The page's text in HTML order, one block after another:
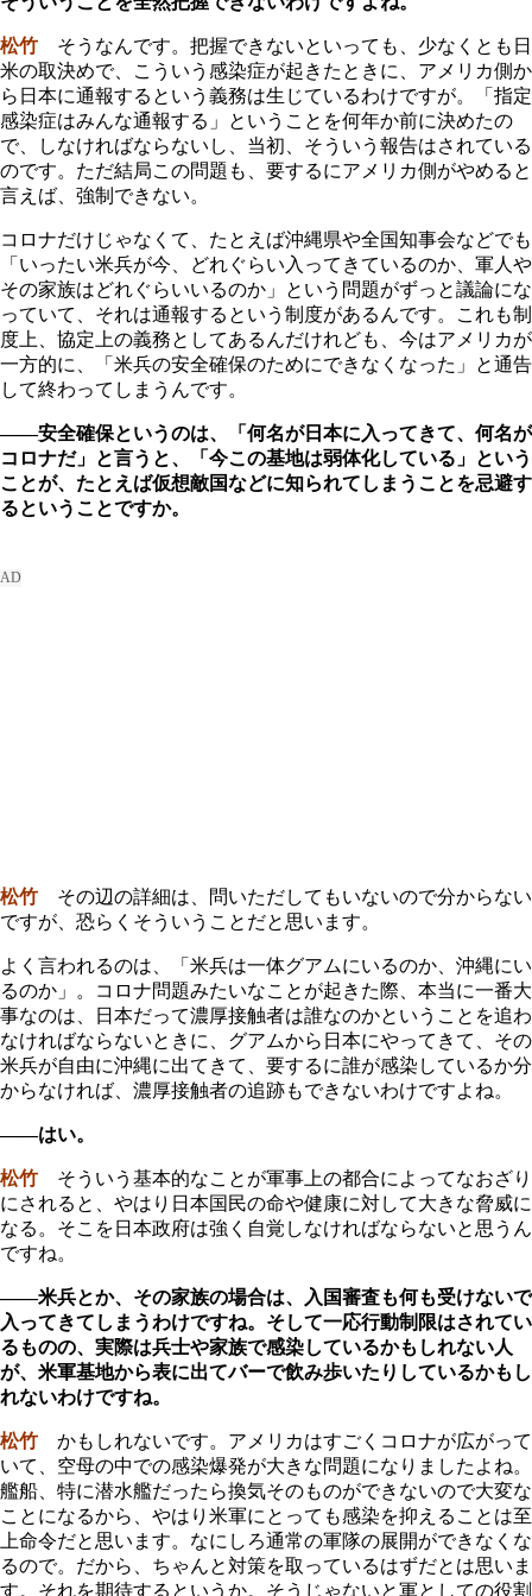
松竹 そうなんです。把握できないといっても、少なくとも日
米の取決めで、こういう感染症が起きたときに、アメリカ側か
ら日本に通報するという義務は生じているわけですが。「指定
感染症はみんな通報する」ということを何年か前に決めたの
で、しなければならないし、当初、そういう報告はされている
のです。ただ結局この問題も、要するにアメリカ側がやめると
言えば、強制できない。
コロナだけじゃなくて、たとえば沖縄県や全国知事会などでも
「いったい米兵が今、どれぐらい入ってきているのか、軍人や
その家族はどれぐらいいるのか」という問題がずっと議論にな
っていて、それは通報するという制度があるんです。これも制
度上、協定上の義務としてあるんだけれども、今はアメリカが
一方的に、「米兵の安全確保のためにできなくなった」と通告
して終わってしまうんです。
――安全確保というのは、「何名が日本に入ってきて、何名が
コロナだ」と言うと、「今この基地は弱体化している」という
ことが、たとえば仮想敵国などに知られてしまうことを忌避す
るということですか。
松竹 その辺の詳細は、問いただしてもいないので分からない
ですが、恐らくそういうことだと思います。
よく言われるのは、「米兵は一体グアムにいるのか、沖縄にい
るのか」。コロナ問題みたいなことが起きた際、本当に一番大
事なのは、日本だって濃厚接触者は誰なのかということを追わ
なければならないときに、グアムから日本にやってきて、その
米兵が自由に沖縄に出てきて、要するに誰が感染しているか分
からなければ、濃厚接触者の追跡もできないわけですよね。
――はい。
松竹 そういう基本的なことが軍事上の都合によってなおざり
にされると、やはり日本国民の命や健康に対して大きな脅威に
なる。そこを日本政府は強く自覚しなければならないと思うん
ですね。
――米兵とか、その家族の場合は、入国審査も何も受けないで
入ってきてしまうわけですね。そして一応行動制限はされてい
るものの、実際は兵士や家族で感染しているかもしれない人
が、米軍基地から表に出てバーで飲み歩いたりしているかもし
れないわけですね。
松竹 かもしれないです。アメリカはすごくコロナが広がって
いて、空母の中での感染爆発が大きな問題になりましたよね。
艦船、特に潜水艦だったら換気そのものができないので大変な
ことになるから、やはり米軍にとっても感染を抑えることは至
上命令だと思います。なにしろ通常の軍隊の展開ができなくな
るので。だから、ちゃんと対策を取っているはずだとは思いま
す。それを期待するというか。そうじゃないと軍としての役割